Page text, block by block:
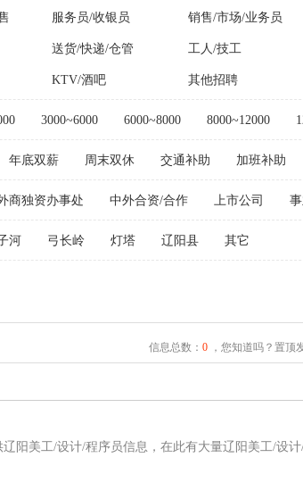
服务员/收银员 销售/市场/业务员
送货/快递/仓管 工人/技工
KTV/酒吧 其他招聘
3000~6000 6000~8000 8000~12000
年底双薪 周末双休 交通补助 加班补助
商独资办事处 中外合资/合作 上市公司
河 弓长岭 灯塔 辽阳县 其它
信息总数： 0，您知道吗？置顶
阳美工/设计/程序员信息，在此有大量辽阳美工/设